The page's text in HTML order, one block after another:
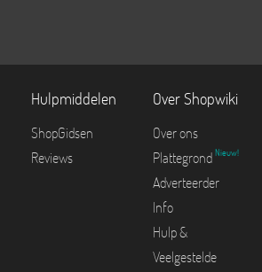
Hulpmiddelen
ShopGidsen
Reviews
Over Shopwiki
Over ons
Plattegrond Nieuw!
Adverteerder
Info
Hulp &
Veelgestelde